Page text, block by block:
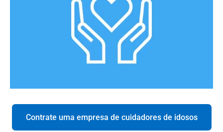
Contrate uma empresa de cuidadores de idosos